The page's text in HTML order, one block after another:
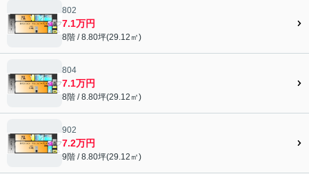
802
7.1万円
8階 / 8.80坪(29.12㎡)
804
7.1万円
8階 / 8.80坪(29.12㎡)
902
7.2万円
9階 / 8.80坪(29.12㎡)